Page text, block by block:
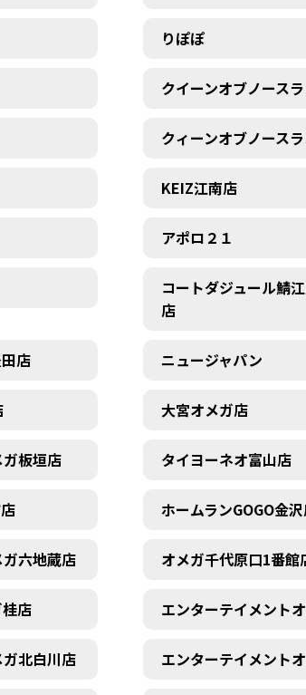
りぽぽ
クイーンオブノース
クィーンオブノース
KEIZ江南店
アポロ２１
コートダジュール鯖
店
店 ニュージャパン
大宮オメガ店
板垣店 タイヨーネオ富山店
ホームランGOGO金
六地蔵店 オメガ千代原口1番館
店 エンターテイメント
北白川店 エンターテイメント